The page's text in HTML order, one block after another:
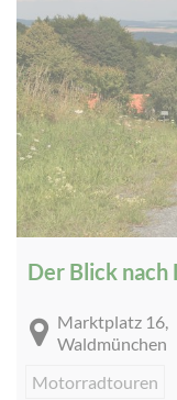
Der Blick nach
Marktplatz 16,
Waldmünchen
Motorradtouren